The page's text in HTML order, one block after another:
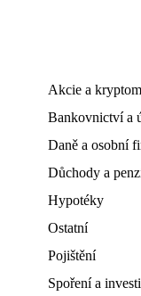
Akcie a
Bankovnictví a
Daně a osobní
Důchody a
Hypotéky
Ostatní
Pojištění
Spoření a